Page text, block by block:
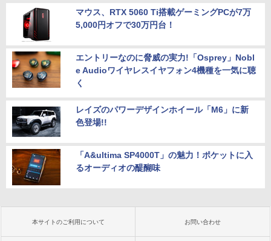
マウス、RTX 5060 Ti搭載ゲーミングPCが7万
5,000円オフで30万円台！
エントリーなのに脅威の実力!「Osprey」Nobl
e Audioワイヤレスイヤフォン4機種を一気に聴
く
レイズのパワーデザインホイール「M6」に新
色登場!!
「A&ultima SP4000T」の魅力！ポケットに入
るオーディオの醍醐味
本サイトのご利用について お問い合わせ